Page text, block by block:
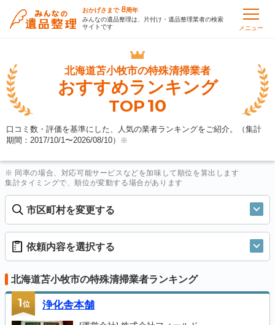
おかげさまで 8周年
みんなの遺品整理は、片付け・遺品整理業者の検索
サイトです
メニュー
北海道苫小牧市の特殊清掃業者
おすすめランキング
TOP10
口コミ数・評価を基準にした、人気の業者ランキングをご紹介。（集計
期間：2017/10/1〜2026/08/10） ※
※ 同率の場合、対応可能サービスなどを加味して順位を算出します
集計タイミングで、順位が変動する場合があります
市区町村を変更する
依頼内容を選択する
北海道苫小牧市の特殊清掃業者ランキング
1位 浄化舎本舗